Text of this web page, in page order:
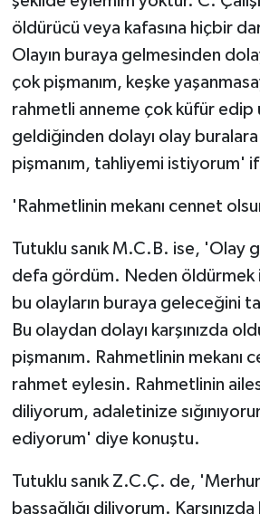
öldürücü veya kafasına hiçbir
Olayın buraya gelmesinden
çok pişmanım, keşke
rahmetli anneme çok küfür edip
geldiğinden dolayı olay
pişmanım, tahliyemi istiyorum'
'Rahmetlinin mekanı cennet
Tutuklu sanık M.C.B. ise, 'Olay
defa gördüm. Neden öldürmek
bu olayların buraya geleceğini
Bu olaydan dolayı karşınızda
pişmanım. Rahmetlinin mekanı
rahmet eylesin. Rahmetlinin
diliyorum, adaletinize
ediyorum' diye konuştu.
Tutuklu sanık Z.C.Ç. de,
başsağlığı diliyorum.